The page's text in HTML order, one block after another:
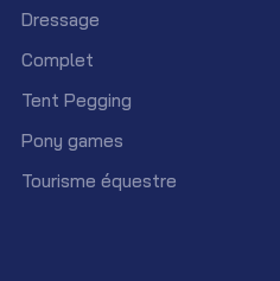
Dressage
Complet
Tent Pegging
Pony games
Tourisme équestre